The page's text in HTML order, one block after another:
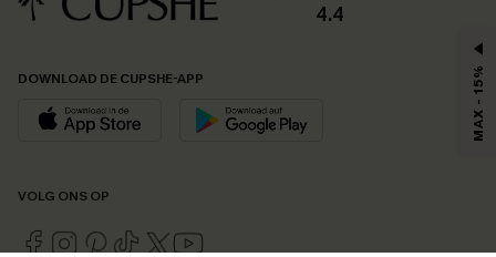
4.4
DOWNLOAD DE CUPSHE-APP
VOLG ONS OP
MAX - 15%